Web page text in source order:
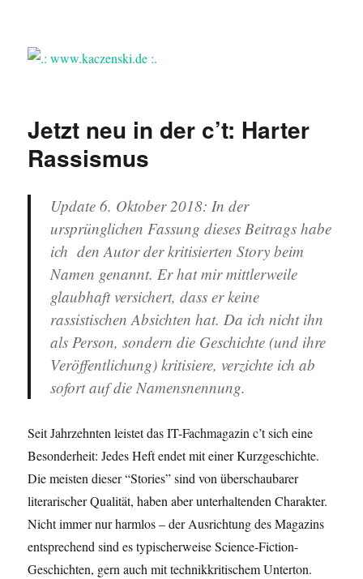
.: www.kaczenski.de :.
Jetzt neu in der c’t: Harter
Rassismus
Update 6. Oktober 2018: In der
ursprünglichen Fassung dieses Beitrags habe
ich den Autor der kritisierten Story beim
Namen genannt. Er hat mir mittlerweile
glaubhaft versichert, dass er keine
rassistischen Absichten hat. Da ich nicht ihn
als Person, sondern die Geschichte (und ihre
Veröffentlichung) kritisiere, verzichte ich ab
sofort auf die Namensnennung.
Seit Jahrzehnten leistet das IT-Fachmagazin c’t sich eine
Besonderheit: Jedes Heft endet mit einer Kurzgeschichte.
Die meisten dieser “Stories” sind von überschaubarer
literarischer Qualität, haben aber unterhaltenden Charakter.
Nicht immer nur harmlos – der Ausrichtung des Magazins
entsprechend sind es typischerweise Science-Fiction-
Geschichten, gern auch mit technikkritischem Unterton.